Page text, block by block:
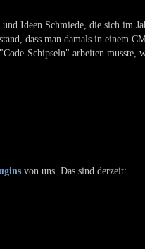
Ideen Schmiede, die sich im
dass man damals in einem
Schipseln" arbeiten musste,
von uns. Das sind derzeit: